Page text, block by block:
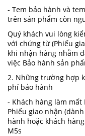
- Tem bảo hành và
trên sản phẩm còn
Quý khách vui lòng
với chứng từ (Phiếu
khi nhận hàng nhằm
việc Bảo hành sản
2. Những trường hợp
phí bảo hành
- Khách hàng làm mất
Phiếu giao nhận
hành hoặc khách
M5s